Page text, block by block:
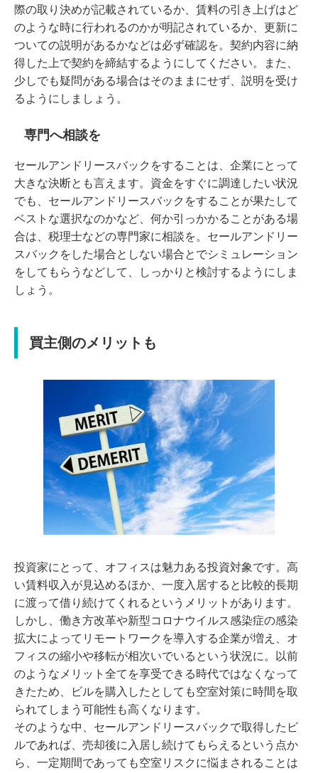
際の取り決めが記載されているか、賃料の引き上げはど
のような時に行われるのかが明記されているか、更新に
ついての説明があるかなどは必ず確認を。契約内容に納
得した上で契約を締結するようにしてください。また、
少しでも疑問がある場合はそのままにせず、説明を受け
るようにしましょう。
専門へ相談を
セールアンドリースバックをすることは、企業にとって
大きな決断とも言えます。資金をすぐに調達したい状況
でも、セールアンドリースバックをすることが果たして
ベストな選択なのかなど、何か引っかかることがある場
合は、税理士などの専門家に相談を。セールアンドリー
スバックをした場合としない場合とでシミュレーション
をしてもらうなどして、しっかりと検討するようにしま
しょう。
買主側のメリットも
投資家にとって、オフィスは魅力ある投資対象です。高
い賃料収入が見込めるほか、一度入居すると比較的長期
に渡って借り続けてくれるというメリットがあります。
しかし、働き方改革や新型コロナウイルス感染症の感染
拡大によってリモートワークを導入する企業が増え、オ
フィスの縮小や移転が相次いでいるという状況に。以前
のようなメリット全てを享受できる時代ではなくなって
きたため、ビルを購入したとしても空室対策に時間を取
られてしまう可能性も高くなります。
そのような中、セールアンドリースバックで取得したビ
ルであれば、売却後に入居し続けてもらえるという点か
ら、一定期間であっても空室リスクに悩まされることは